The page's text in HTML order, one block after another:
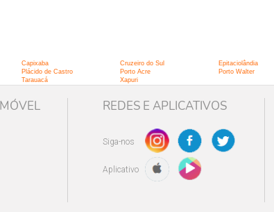
Capixaba Cruzeiro do Sul Epitaciolândia
Plácido de Castro Porto Acre Porto Walter
Tarauacá Xapuri
REDES E APLICATIVOS
Siga-nos
Aplicativo